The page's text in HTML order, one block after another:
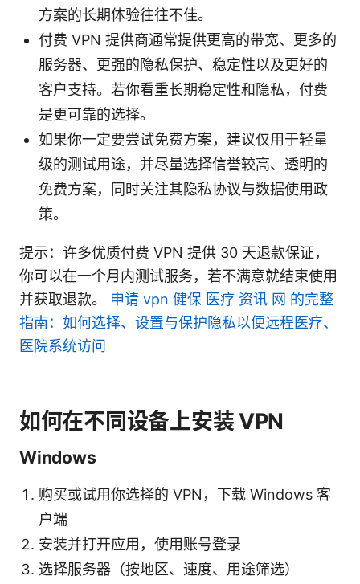
方案的长期体验往往不佳。
付费 VPN 提供商通常提供更高的带宽、更多的
服务器、更强的隐私保护、稳定性以及更好的
客户支持。若你看重长期稳定性和隐私，付费
是更可靠的选择。
如果你一定要尝试免费方案，建议仅用于轻量
级的测试用途，并尽量选择信誉较高、透明的
免费方案，同时关注其隐私协议与数据使用政
策。
提示：许多优质付费 VPN 提供 30 天退款保证，
你可以在一个月内测试服务，若不满意就结束使用
并获取退款。 申请 vpn 健保 医疗 资讯 网 的完整
指南：如何选择、设置与保护隐私以便远程医疗、
医院系统访问
如何在不同设备上安装 VPN
Windows
购买或试用你选择的 VPN，下载 Windows 客
户端
安装并打开应用，使用账号登录
选择服务器（按地区、速度、用途筛选）